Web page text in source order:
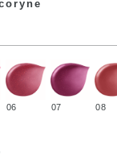
06 07 08